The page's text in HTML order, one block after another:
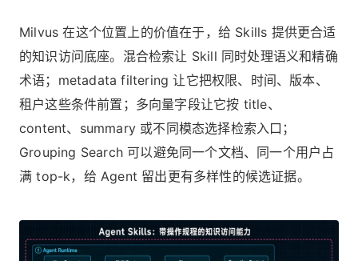
Milvus 在这个位置上的价值在于，给 Skills 提供更合适
的知识访问底座。混合检索让 Skill 同时处理语义和精确
术语；metadata filtering 让它把权限、时间、版本、
租户这些条件前置；多向量字段让它按 title、
content、summary 或不同模态选择检索入口；
Grouping Search 可以避免同一个文档、同一个用户占
满 top-k，给 Agent 留出更有多样性的候选证据。